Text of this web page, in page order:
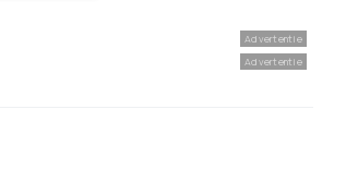
Advertentie
Advertentie